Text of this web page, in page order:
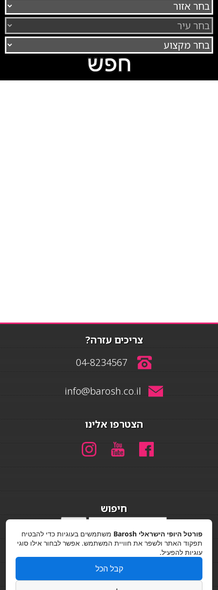
צריכים עזרה?
04-8234567
info@barosh.co.il
הצטרפו אלינו
חיפוש
מדיניות פרטיות
פורטל היופי הישראלי Barosh
משתמשים בעוגיות כדי להבטיח
תפקוד האתר ולשפר את חוויית המשתמש. אפשר לבחור אילו סוגי
עוגיות להפעיל.
קבל הכל